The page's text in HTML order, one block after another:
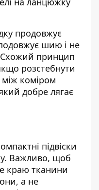
продовжує
подовжує шию і не
Схожий принцип
розстебнути
між коміром
добре лягає
підвіски
Важливо, щоб
краю тканини
а не